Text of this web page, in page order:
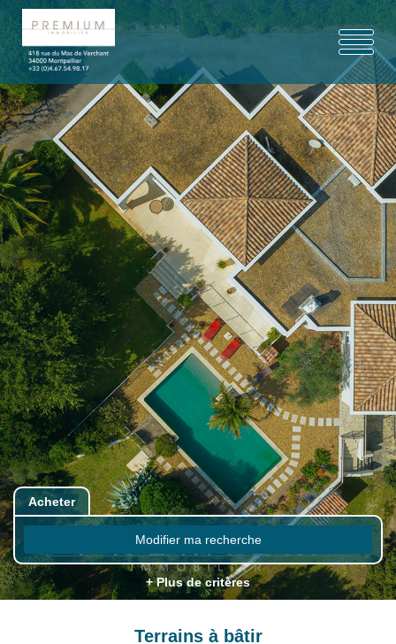
Acheter
Modifier ma recherche
+ Plus de critères
Terrains à bâtir